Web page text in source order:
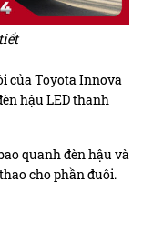
của Toyota Innova
hậu LED thanh
quanh đèn hậu và
cho phần đuôi.